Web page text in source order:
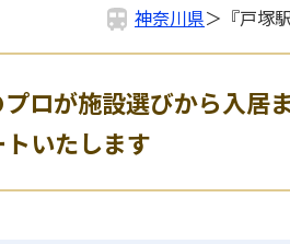
神奈川県＞『戸塚
ロが施設選びから入居
いたします